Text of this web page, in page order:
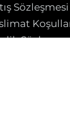
Sözleşmesi